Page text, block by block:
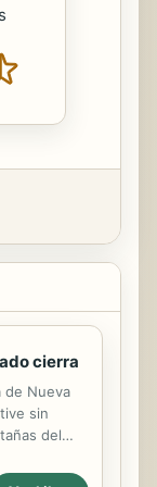
cierra
de Nueva
sin
del
un